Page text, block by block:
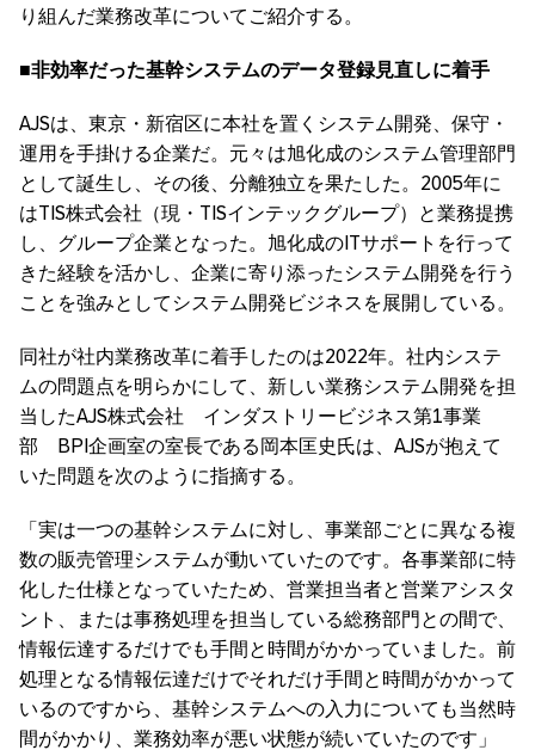
り組んだ業務改革についてご紹介する。
■非効率だった基幹システムのデータ登録見直しに着手
AJSは、東京・新宿区に本社を置くシステム開発、保守・
運用を手掛ける企業だ。元々は旭化成のシステム管理部門
として誕生し、その後、分離独立を果たした。2005年に
はTIS株式会社（現・TISインテックグループ）と業務提携
し、グループ企業となった。旭化成のITサポートを行って
きた経験を活かし、企業に寄り添ったシステム開発を行う
ことを強みとしてシステム開発ビジネスを展開している。
同社が社内業務改革に着手したのは2022年。社内システ
ムの問題点を明らかにして、新しい業務システム開発を担
当したAJS株式会社 インダストリービジネス第1事業
部 BPI企画室の室長である岡本匡史氏は、AJSが抱えて
いた問題を次のように指摘する。
「実は一つの基幹システムに対し、事業部ごとに異なる複
数の販売管理システムが動いていたのです。各事業部に特
化した仕様となっていたため、営業担当者と営業アシスタ
ント、または事務処理を担当している総務部門との間で、
情報伝達するだけでも手間と時間がかかっていました。前
処理となる情報伝達だけでそれだけ手間と時間がかかって
いるのですから、基幹システムへの入力についても当然時
間がかかり、業務効率が悪い状態が続いていたのです」